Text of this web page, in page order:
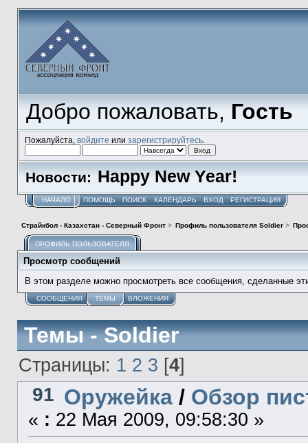
Добро пожаловать,Гость
Пожалуйста, войдите или зарегистрируйтесь.
Новости: Happy New Year!
НАЧАЛО ПОМОЩЬ ПОИСК КАЛЕНДАРЬ ВХОД РЕГИСТРАЦИЯ
Страйкбол - Казахстан - Северный Фронт> Профиль пользователя Soldier >
ПРОФИЛЬ ПОЛЬЗОВАТЕЛЯ
Просмотр сообщений
В этом разделе можно просмотреть все сообщения, сделанные
СООБЩЕНИЯ ТЕМЫ ВЛОЖЕНИЯ
Темы - Soldier
Страницы: 1 2 3 [4]
91 Оружейка/ Обзор
« : 22 Мая 2009, 09:58:30 »